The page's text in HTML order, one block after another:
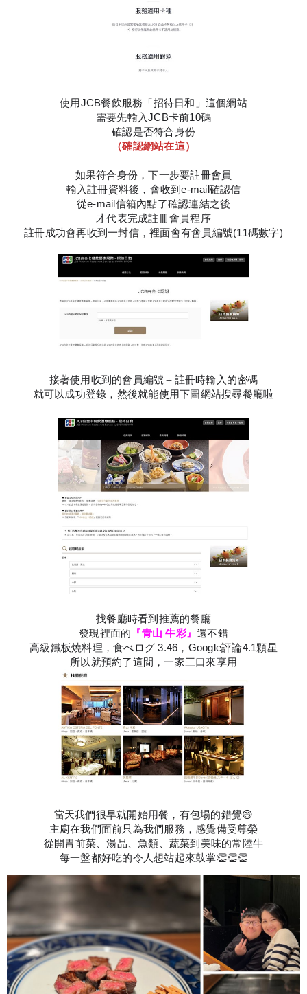
使用JCB餐飲服務「招待日和」這個網站
需要先輸入JCB卡前10碼
確認是否符合身份
（確認網站在這）
如果符合身份，下一步要註冊會員
輸入註冊資料後，會收到e-mail確認信
從e-mail信箱內點了確認連結之後
才代表完成註冊會員程序
註冊成功會再收到一封信，裡面會有會員編號(11碼數字)
接著使用收到的會員編號＋註冊時輸入的密碼
就可以成功登錄，然後就能使用下圖網站搜尋餐廳啦
找餐廳時看到推薦的餐廳
發現裡面的 『青山 牛彩』還不錯
高級鐵板燒料理，食べログ 3.46，Google評論4.1顆星
所以就預約了這間，一家三口來享用
當天我們很早就開始用餐，有包場的錯覺😄
主廚在我們面前只為我們服務，感覺備受尊榮
從開胃前菜、湯品、魚類、蔬菜到美味的常陸牛
每一盤都好吃的令人想站起來鼓掌👏👏👏